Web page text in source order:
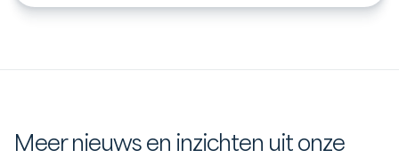
Meer nieuws en inzichten uit onze